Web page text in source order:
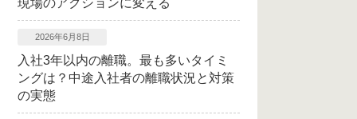
現場のアクションに変える
2026年6月8日
入社3年以内の離職。最も多いタイミ
ングは？中途入社者の離職状況と対策
の実態